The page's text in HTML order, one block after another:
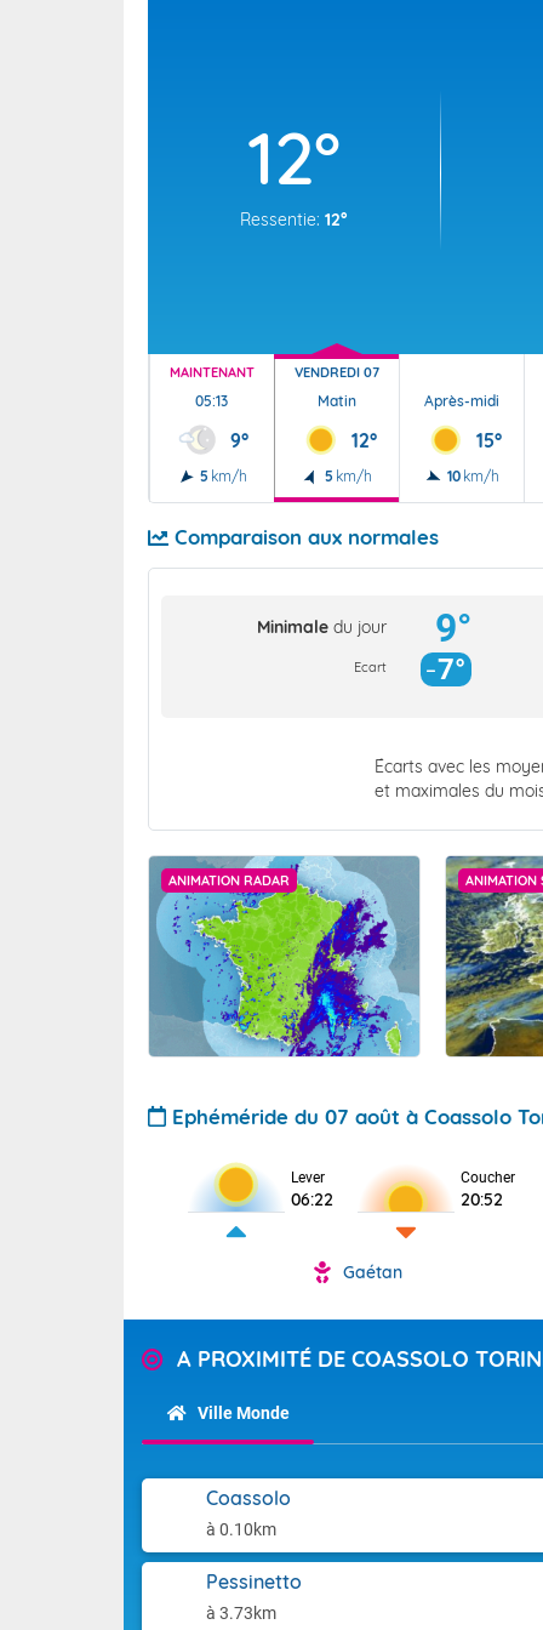
12°
Ressentie:12°
MAINTENANT
05:13
9°
5 km/h
VENDREDI 07
Matin
12°
5 km/h
Après-midi
15°
10 km/h
Comparaison aux normales
Minimale du jour
Ecart
9°
7°
Écarts avec les
et maximales du
ANIMATION RADAR ANIMATION
Ephéméride du 07 août à Coassolo
Lever
06:22
Coucher
20:52
Gaétan
A PROXIMITÉ DE COASSOLO
Ville Monde
Coassolo
à 0.10km
Pessinetto
à 3.73km